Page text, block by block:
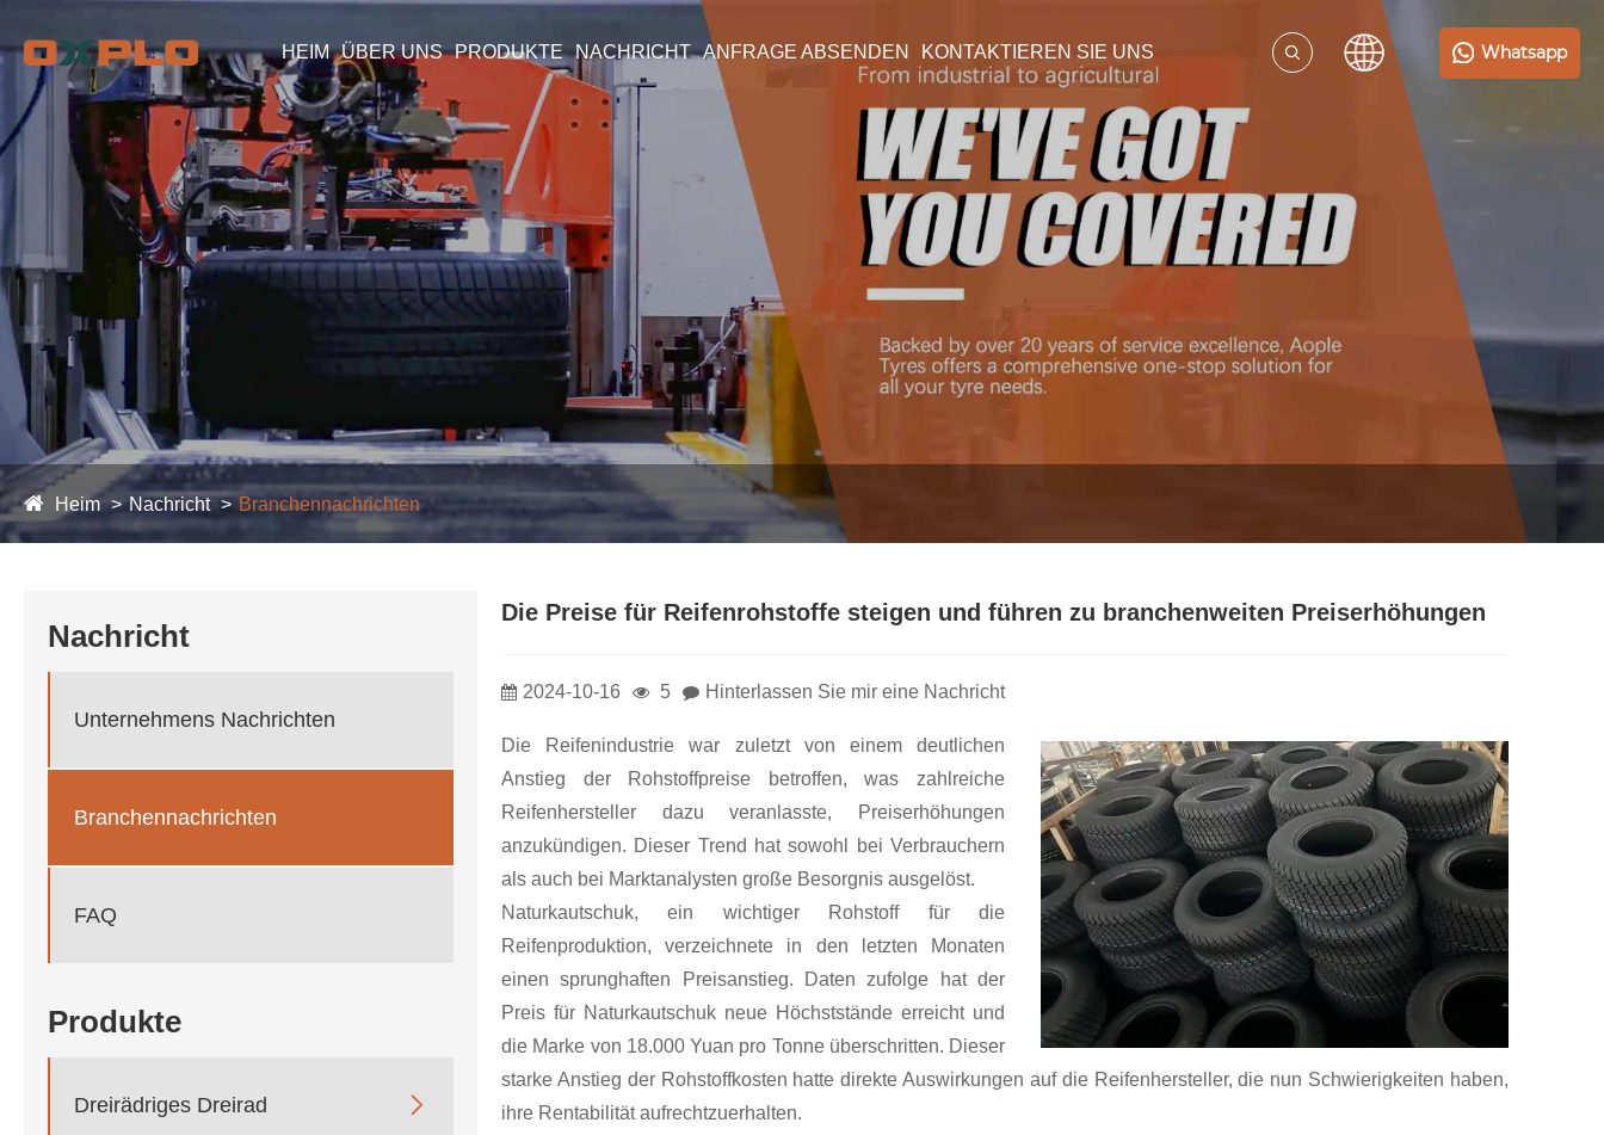
HEIM ÜBER UNS PRODUKTE NACHRICHT ANFRAGE ABSENDEN KONTAKTIEREN SIE UNS Whatsapp
Heim Nachricht Branchennachrichten
Nachricht
Unternehmens Nachrichten
Branchennachrichten
FAQ
Produkte
Dreirädriges Dreirad 
Die Preise für Reifenrohstoffe steigen und führen zu branchenweiten Preiserhöhungen
2024-10-16 5 Hinterlassen Sie mir eine Nachricht
Die Reifenindustrie war zuletzt von einem deutlichen
Anstieg der Rohstoffpreise betroffen, was zahlreiche
Reifenhersteller dazu veranlasste, Preiserhöhungen
anzukündigen. Dieser Trend hat sowohl bei Verbrauchern
als auch bei Marktanalysten große Besorgnis ausgelöst.
Naturkautschuk, ein wichtiger Rohstoff für die
Reifenproduktion, verzeichnete in den letzten Monaten
einen sprunghaften Preisanstieg. Daten zufolge hat der
Preis für Naturkautschuk neue Höchststände erreicht und
die Marke von 18.000 Yuan pro Tonne überschritten. Dieser
starke Anstieg der Rohstoffkosten hatte direkte Auswirkungen auf die Reifenhersteller, die nun Schwierigkeiten haben,
ihre Rentabilität aufrechtzuerhalten.